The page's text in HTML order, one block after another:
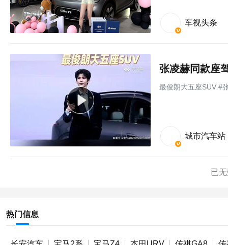
车视头条
张凌赫同款座
最俊朗大五座SUV #
城市汽车站
已
热门信息